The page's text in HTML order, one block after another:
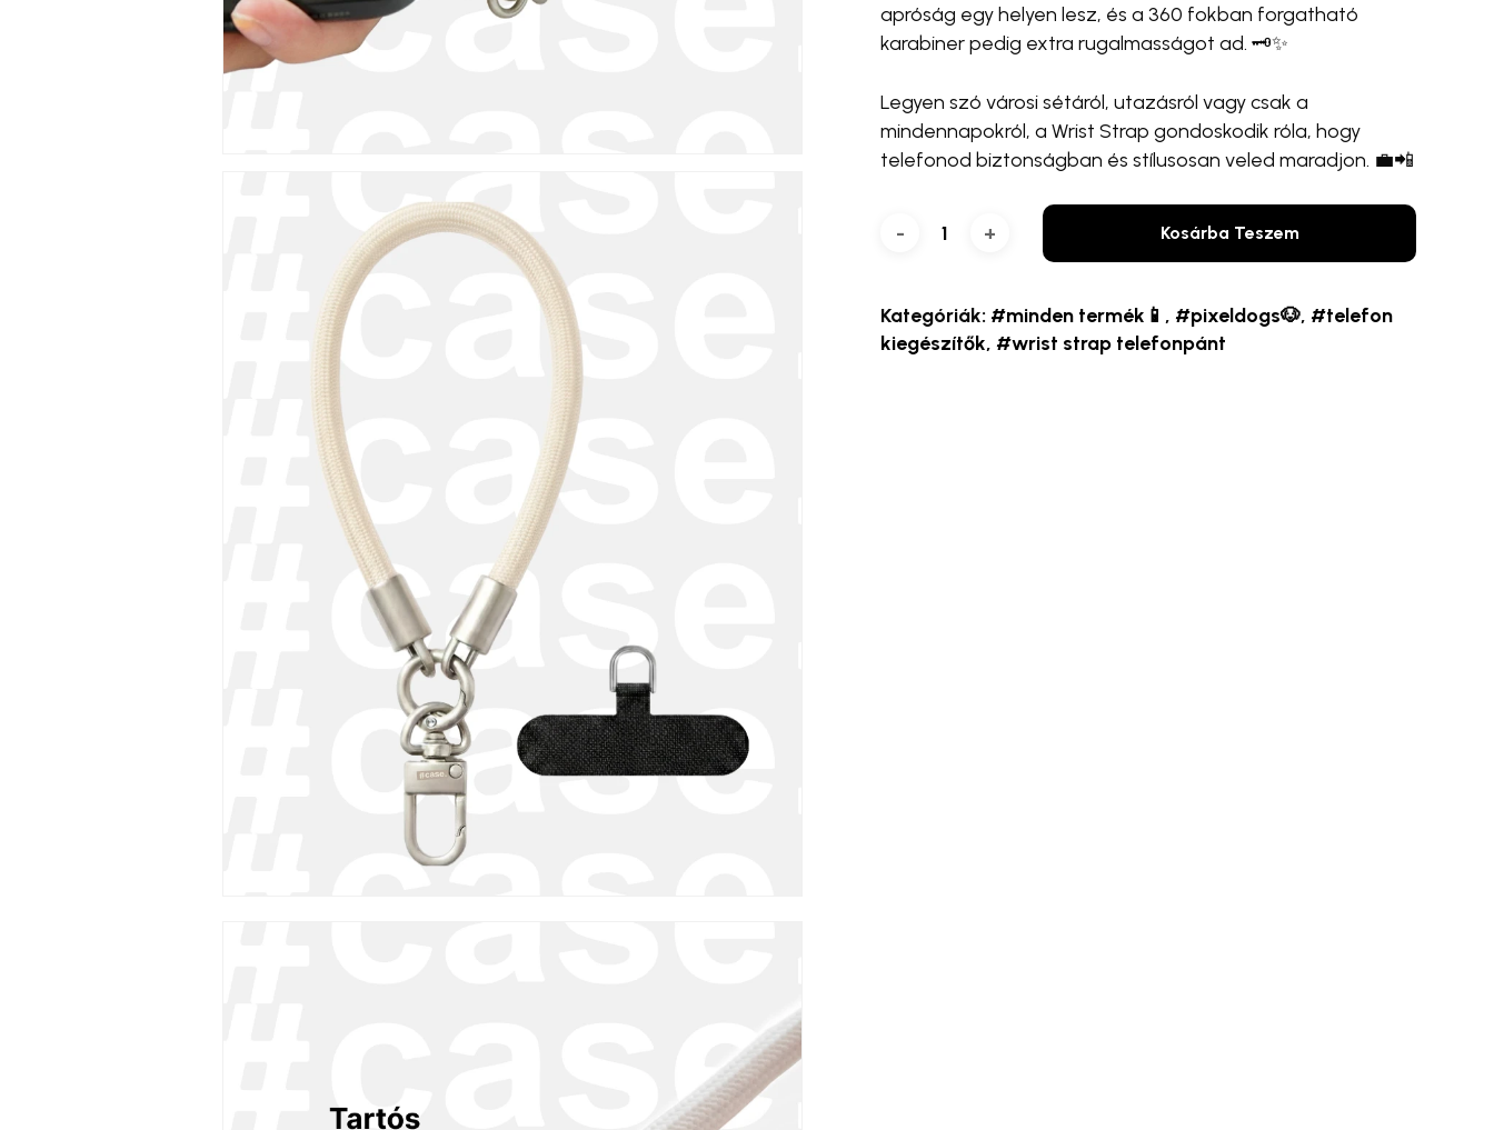
apróság egy helyen lesz, és a 360 fokban forgatható
karabiner pedig extra rugalmasságot ad. 🗝️✨
Legyen szó városi sétáról, utazásról vagy csak a
mindennapokról, a Wrist Strap gondoskodik róla, hogy
telefonod biztonságban és stílusosan veled maradjon. 💼📲
Kosárba Teszem
Kategóriák:#minden termék📱 ,#pixeldogs🐶,#telefon
kiegészítők,#wrist strap telefonpánt